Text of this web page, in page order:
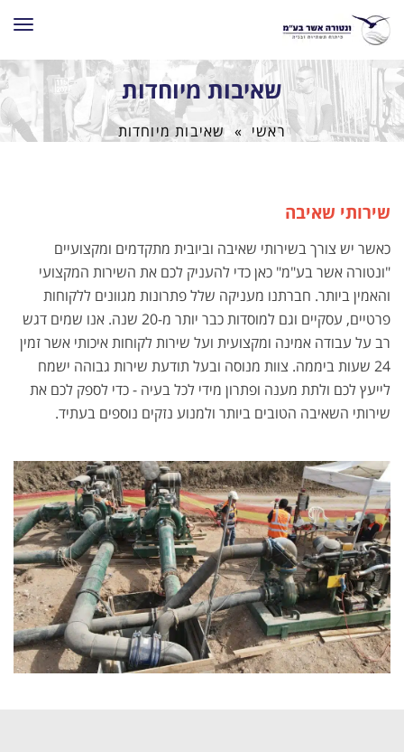
שאיבות מיוחדות
ראשי » שאיבות מיוחדות
שירותי שאיבה
כאשר יש צורך בשירותי שאיבה וביובית מתקדמים ומקצועיים
"ונטורה אשר בע"מ" כאן כדי להעניק לכם את השירות המקצועי
והאמין ביותר. חברתנו מעניקה שלל פתרונות מגוונים ללקוחות
פרטיים, עסקיים וגם למוסדות כבר יותר מ-20 שנה. אנו שמים דגש
רב על עבודה אמינה ומקצועית ועל שירות לקוחות איכותי אשר זמין
24 שעות ביממה. צוות מנוסה ובעל תודעת שירות גבוהה ישמח
לייעץ לכם ולתת מענה ופתרון מידי לכל בעיה - כדי לספק לכם את
שירותי השאיבה הטובים ביותר ולמנוע נזקים נוספים בעתיד.